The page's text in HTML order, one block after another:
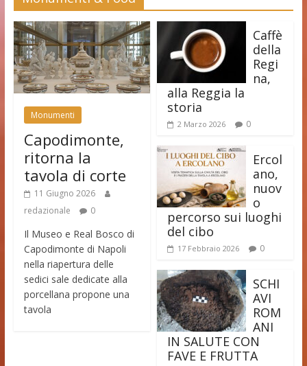
Monumenti
Capodimonte,
ritorna la
tavola di corte
11 Giugno 2026
redazionale
0
Il Museo e Real Bosco di
Capodimonte di Napoli
nella riapertura delle
sedici sale dedicate alla
porcellana propone una
tavola
Caffè
della
Regi
na,
alla Reggia la
storia
2 Marzo 2026 0
Ercol
ano,
nuov
o
percorso sui luoghi
del cibo
17 Febbraio 2026 0
SCHI
AVI
ROM
ANI
IN SALUTE CON
FAVE E FRUTTA